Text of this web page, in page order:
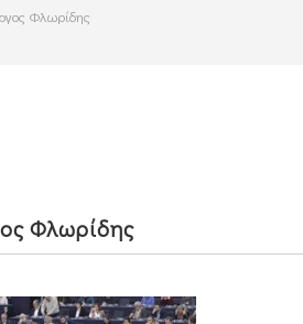
Φλωρίδης
Φλωρίδης